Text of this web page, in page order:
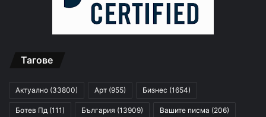
Тагове
Актуално (33800) Арт (955) Бизнес (1654)
Ботев Пд (111) България (13909) Вашите писма (206)